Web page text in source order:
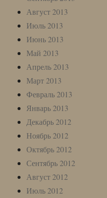
Август 2013
Июль 2013
Июнь 2013
Май 2013
Апрель 2013
Март 2013
Февраль 2013
Январь 2013
Декабрь 2012
Ноябрь 2012
Октябрь 2012
Сентябрь 2012
Август 2012
Июль 2012